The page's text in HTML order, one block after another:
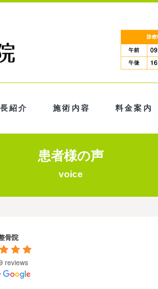
紹介 施術内容 料金案内
患者様の声
voice
骨院
reviews